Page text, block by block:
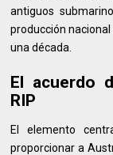
antiguos
producción
una década.
El acuerdo
RIP
El elemento
proporcionar a